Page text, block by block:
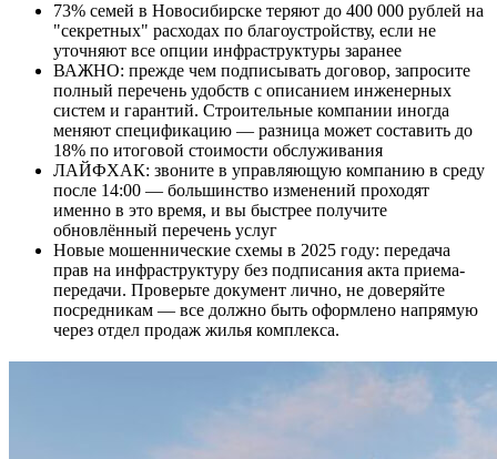
73% семей в Новосибирске теряют до 400 000 рублей на
"секретных" расходах по благоустройству, если не
уточняют все опции инфраструктуры заранее
ВАЖНО: прежде чем подписывать договор, запросите
полный перечень удобств с описанием инженерных
систем и гарантий. Строительные компании иногда
меняют спецификацию — разница может составить до
18% по итоговой стоимости обслуживания
ЛАЙФХАК: звоните в управляющую компанию в среду
после 14:00 — большинство изменений проходят
именно в это время, и вы быстрее получите
обновлённый перечень услуг
Новые мошеннические схемы в 2025 году: передача
прав на инфраструктуру без подписания акта приема-
передачи. Проверьте документ лично, не доверяйте
посредникам — все должно быть оформлено напрямую
через отдел продаж жилья комплекса.